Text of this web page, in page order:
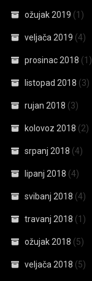
ožujak 2019 (1)
veljača 2019 (4)
prosinac 2018 (1)
listopad 2018 (3)
rujan 2018 (3)
kolovoz 2018 (2)
srpanj 2018 (4)
lipanj 2018 (4)
svibanj 2018 (4)
travanj 2018 (1)
ožujak 2018 (5)
veljača 2018 (5)